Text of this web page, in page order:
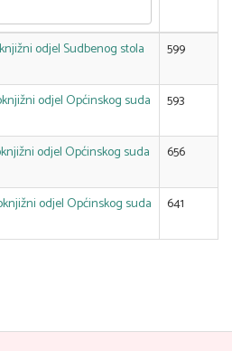
odjel Sudbenog stola
599
odjel Općinskog suda
593
odjel Općinskog suda
656
odjel Općinskog suda
641